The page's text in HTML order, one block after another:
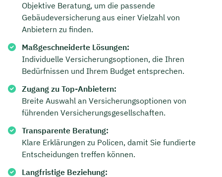
Objektive Beratung, um die passende
Gebäudeversicherung aus einer Vielzahl von
Anbietern zu finden.
Maßgeschneiderte Lösungen:
Individuelle Versicherungsoptionen, die Ihren
Bedürfnissen und Ihrem Budget entsprechen.
Zugang zu Top-Anbietern:
Breite Auswahl an Versicherungsoptionen von
führenden Versicherungsgesellschaften.
Transparente Beratung:
Klare Erklärungen zu Policen, damit Sie fundierte
Entscheidungen treffen können.
Langfristige Beziehung:
Jetzt persönliches
Beratungsgespräch mit Jonas
Ubben sichern 🤝